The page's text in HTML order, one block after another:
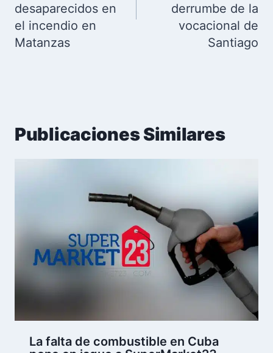
desaparecidos en
el incendio en
Matanzas
derrumbe de la
vocacional de
Santiago
Publicaciones Similares
La falta de combustible en Cuba